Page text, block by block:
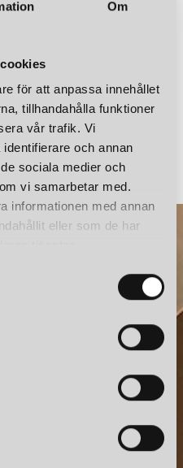
Om
för att anpassa innehållet
tillhandahålla funktioner
vår trafik. Vi
och annan
sociala medier och
vi samarbetar med.
informationen med annan
eller som de har
TECNOLUMEN
8 725 kr
och fina erbjudanden